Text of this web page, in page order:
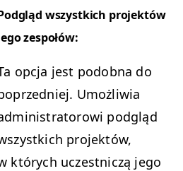
wszys­t­kich pro­jek­tów
zespołów:
opc­ja jest podob­na do
Umożli­wia
podgląd
pro­jek­tów,
których uczest­niczą jego